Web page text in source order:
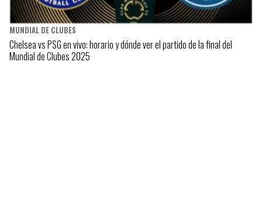
MUNDIAL DE CLUBES
Chelsea vs PSG en vivo: horario y dónde ver el partido de la final del
Mundial de Clubes 2025